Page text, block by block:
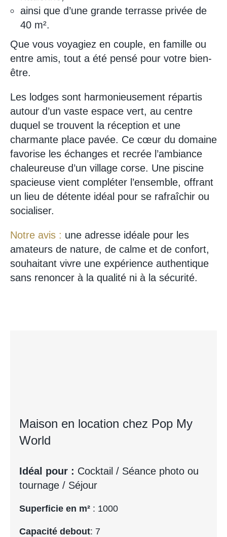
ainsi que d’une grande terrasse privée de
40 m².
Que vous voyagiez en couple, en famille ou
entre amis, tout a été pensé pour votre bien-
être.
Les lodges sont harmonieusement répartis
autour d’un vaste espace vert, au centre
duquel se trouvent la réception et une
charmante place pavée. Ce cœur du domaine
favorise les échanges et recrée l’ambiance
chaleureuse d’un village corse. Une piscine
spacieuse vient compléter l’ensemble, offrant
un lieu de détente idéal pour se rafraîchir ou
socialiser.
Notre avis : une adresse idéale pour les
amateurs de nature, de calme et de confort,
souhaitant vivre une expérience authentique
sans renoncer à la qualité ni à la sécurité.
Maison en location chez Pop My
World
Idéal pour : Cocktail / Séance photo ou
tournage / Séjour
Superficie en m² : 1000
Capacité debout: 7